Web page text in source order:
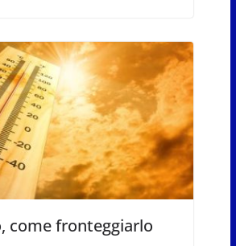
come fronteggiarlo